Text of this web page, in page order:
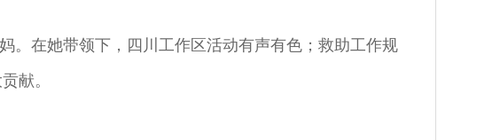
在她带领下，四川工作区活动有声有色；救助工作规
献。